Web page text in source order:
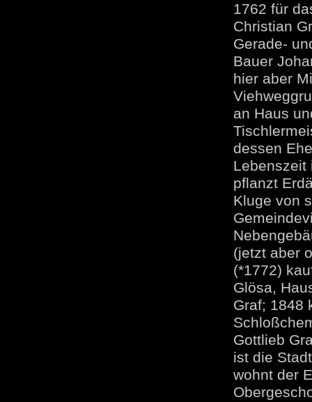
1762 für
Christian
Gerade-
Bauer
hier aber
an Haus
dessen
Lebenszeit
pflanzt
Kluge von
(jetzt aber
(*1772)
Glösa,
Graf; 1848
Gottlieb
ist die
wohnt der